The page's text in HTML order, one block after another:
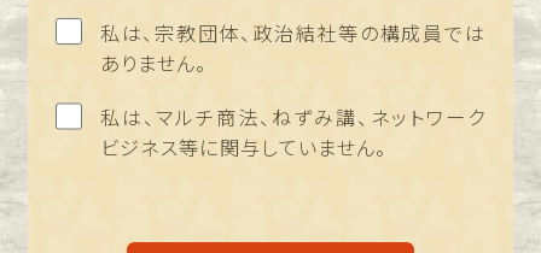
私は、宗教団体、政治結社等の構成員では
ありません。
私は、マルチ商法、ねずみ講、ネットワーク
ビジネス等に関与していません。